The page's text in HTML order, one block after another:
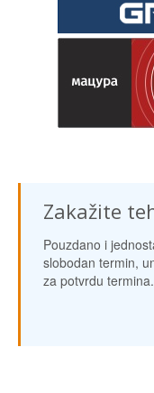
Zakažite
Pouzdano i
slobodan termin,
za potvrdu termina.